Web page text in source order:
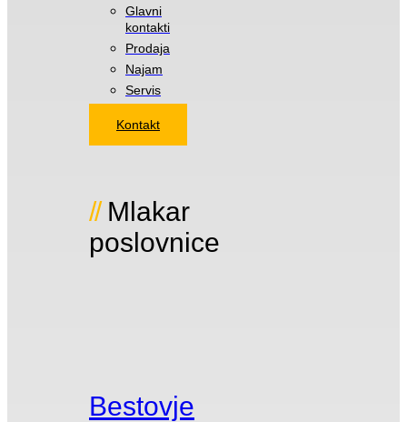
Glavni
kontakti
Prodaja
Najam
Servis
Kontakt
Mlakar
poslovnice
Bestovje